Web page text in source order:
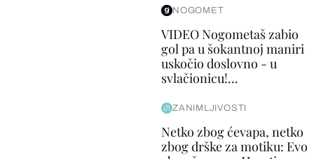
NOGOMET
VIDEO Nogometaš zabio
gol pa u šokantnoj maniri
uskočio doslovno - u
svlačionicu!...
ZANIMLJIVOSTI
Netko zbog ćevapa, netko
zbog drške za motiku: Evo